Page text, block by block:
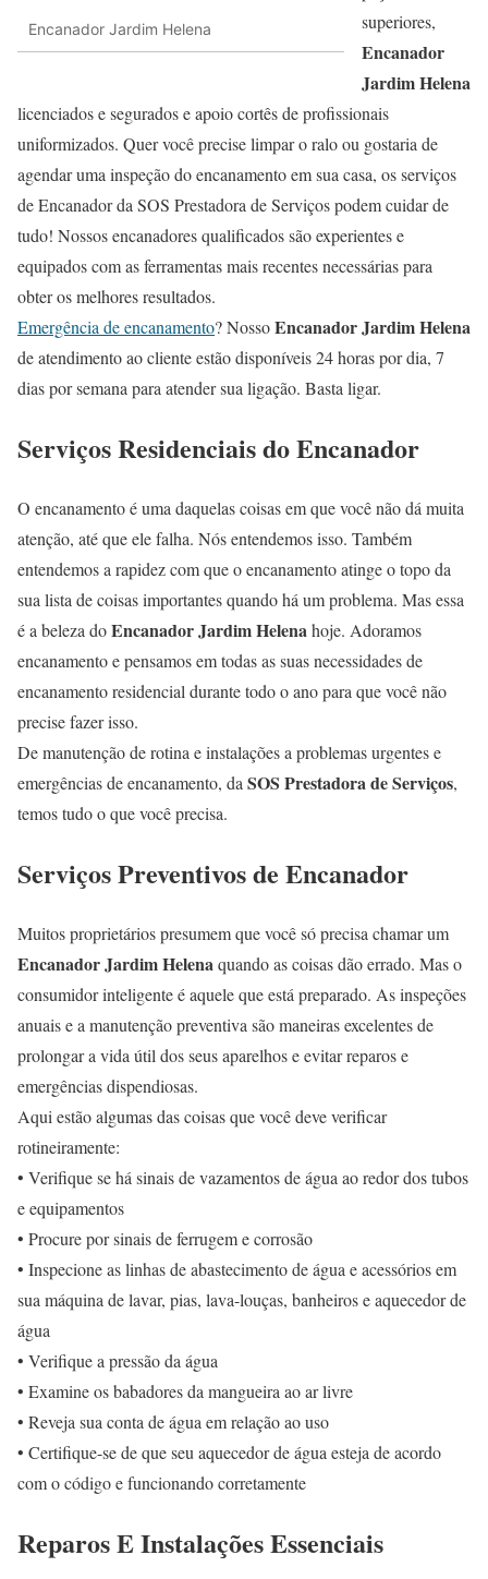
Encanador Jardim Helena
superiores,
Encanador
Jardim Helena
licenciados e segurados e apoio cortês de profissionais
uniformizados. Quer você precise limpar o ralo ou gostaria de
agendar uma inspeção do encanamento em sua casa, os serviços
de Encanador da SOS Prestadora de Serviços podem cuidar de
tudo! Nossos encanadores qualificados são experientes e
equipados com as ferramentas mais recentes necessárias para
obter os melhores resultados.
Emergência de encanamento? NossoEncanador Jardim Helena
de atendimento ao cliente estão disponíveis 24 horas por dia, 7
dias por semana para atender sua ligação. Basta ligar.
Serviços Residenciais do Encanador
O encanamento é uma daquelas coisas em que você não dá muita
atenção, até que ele falha. Nós entendemos isso. Também
entendemos a rapidez com que o encanamento atinge o topo da
sua lista de coisas importantes quando há um problema. Mas essa
é a beleza doEncanador Jardim Helenahoje. Adoramos
encanamento e pensamos em todas as suas necessidades de
encanamento residencial durante todo o ano para que você não
precise fazer isso.
De manutenção de rotina e instalações a problemas urgentes e
emergências de encanamento, daSOS Prestadora de Serviços,
temos tudo o que você precisa.
Serviços Preventivos de Encanador
Muitos proprietários presumem que você só precisa chamar um
Encanador Jardim Helenaquando as coisas dão errado. Mas o
consumidor inteligente é aquele que está preparado. As inspeções
anuais e a manutenção preventiva são maneiras excelentes de
prolongar a vida útil dos seus aparelhos e evitar reparos e
emergências dispendiosas.
Aqui estão algumas das coisas que você deve verificar
rotineiramente:
• Verifique se há sinais de vazamentos de água ao redor dos tubos
e equipamentos
• Procure por sinais de ferrugem e corrosão
• Inspecione as linhas de abastecimento de água e acessórios em
sua máquina de lavar, pias, lava-louças, banheiros e aquecedor de
água
• Verifique a pressão da água
• Examine os babadores da mangueira ao ar livre
• Reveja sua conta de água em relação ao uso
• Certifique-se de que seu aquecedor de água esteja de acordo
com o código e funcionando corretamente
Reparos E Instalações Essenciais